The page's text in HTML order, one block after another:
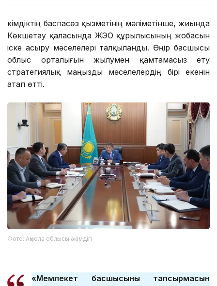
Әкімдіктің баспасөз қызметінің мәліметінше, жиында
Көкшетау қаласында ЖЭО құрылысының жобасын
іске асыру мәселелері талқыланды. Өңір басшысы
облыс орталығын жылумен қамтамасыз ету
стратегиялық маңызды мәселелердің бірі екенін
атап өтті.
Фото: Ақмола облысы әкімдігі
«Мемлекет басшысының тапсырмасын